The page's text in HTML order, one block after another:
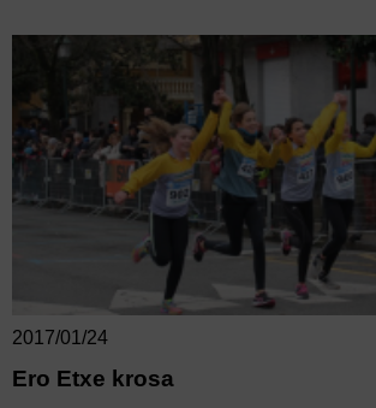
2017/01/24
Ero Etxe krosa